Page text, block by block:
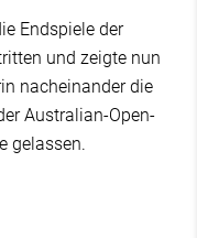
Endspiele der
und zeigte nun
nacheinander die
Australian-Open-
gelassen.